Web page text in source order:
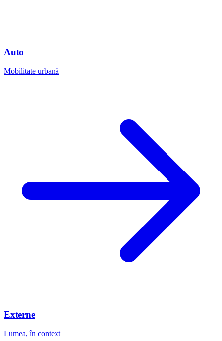
Auto
Mobilitate urbană
Externe
Lumea, în context